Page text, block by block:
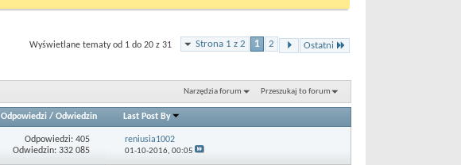
Strona 1 z 2 1 2 Ostatni
Wyświetlane tematy od 1 do 20 z 31
Narzędzia forum Przeszukaj to forum
Odpowiedzi/ Odwiedzin Last Post By
Odpowiedzi: 405
Odwiedzin: 332 085
reniusia1002
01-10-2016, 00:05